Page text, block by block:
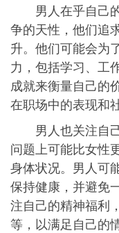
男人在乎自己的
争的天性，他们追
升。他们可能会为
力，包括学习、工
成就来衡量自己的
在职场中的表现和
男人也关注自己
问题上可能比女性
身体状况。男人可
保持健康，并避免
注自己的精神福利
等，以满足自己的